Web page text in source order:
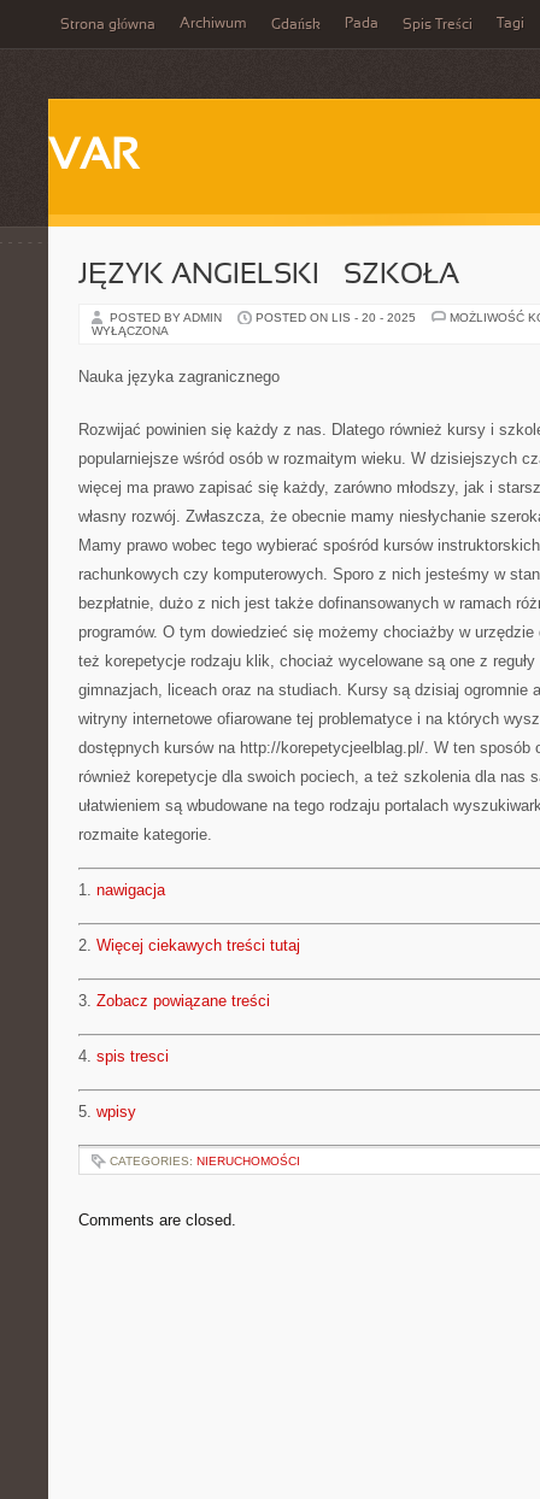
Strona główna Archiwum Gdańsk Pada Spis Treści Tagi
VAR
JĘZYK ANGIELSKI – SZKOŁA
POSTED BY ADMIN POSTED ON LIS - 20 - 2025
MOŻLIWOŚĆ
WYŁĄCZONA
Nauka języka zagranicznego
Rozwijać powinien się każdy z nas. Dlatego również kursy i
popularniejsze wśród osób w rozmaitym wieku. W dzisiejszych
więcej ma prawo zapisać się każdy, zarówno młodszy, jak i
własny rozwój. Zwłaszcza, że obecnie mamy niesłychanie
Mamy prawo wobec tego wybierać spośród kursów
rachunkowych czy komputerowych. Sporo z nich jesteśmy w
bezpłatnie, dużo z nich jest także dofinansowanych w ramach
programów. O tym dowiedzieć się możemy chociażby w
też korepetycje rodzaju klik, chociaż wycelowane są one z
gimnazjach, liceach oraz na studiach. Kursy są dzisiaj ogromnie
witryny internetowe ofiarowane tej problematyce i na których
dostępnych kursów na http://korepetycjeelblag.pl/. W ten sposób
również korepetycje dla swoich pociech, a też szkolenia dla nas
ułatwieniem są wbudowane na tego rodzaju portalach
rozmaite kategorie.
1. nawigacja
2. Więcej ciekawych treści tutaj
3. Zobacz powiązane treści
4. spis tresci
5. wpisy
CATEGORIES: NIERUCHOMOŚCI
Comments are closed.